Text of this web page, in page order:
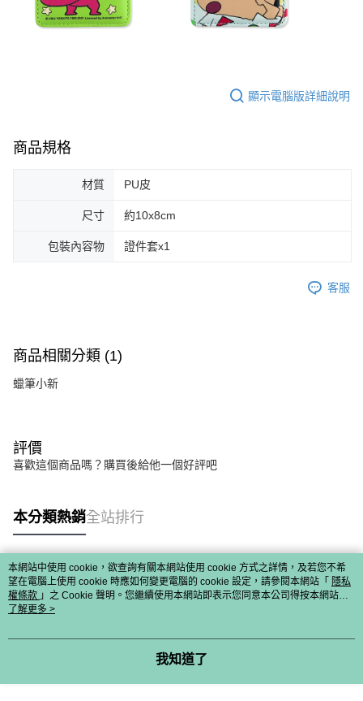
顯示電腦版詳細說明
商品規格
材質 PU皮
尺寸 約10x8cm
包裝內容物 證件套x1
客服
商品相關分類 (1)
蠟筆小新
評價
喜歡這個商品嗎？購買後給他一個好評吧
本分類熱銷全站排行
熱門標籤
本網站中使用 cookie，欲查詢有關本網站使用 cookie 方式之詳情，及若您不希
望在電腦上使用 cookie 時應如何變更電腦的 cookie 設定，請參閱本網站「 隱私
權條款 」之 Cookie 聲明。您繼續使用本網站即表示您同意本公司得按本網站使
用條款之 Cookie 聲明使用 cookie。
了解更多 >
我知道了